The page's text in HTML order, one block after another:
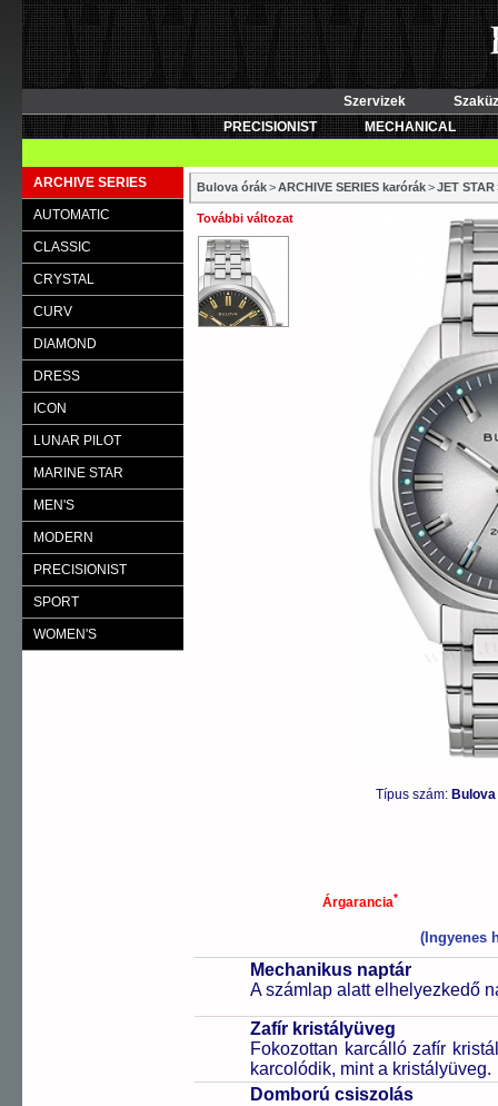
Szervizek
PRECISIONIST
MECHANICAL
ARCHIVE SERIES
AUTOMATIC
CLASSIC
CRYSTAL
CURV
DIAMOND
DRESS
ICON
LUNAR PILOT
MARINE STAR
MEN'S
MODERN
PRECISIONIST
SPORT
WOMEN'S
Bulova órák>ARCHIVE SERIES karórák>JET STAR
További változat
Típus szám:
Árgarancia*
(Ingyenes
Mechanikus naptár
A számlap alatt elhelyezkedő
Zafír kristályüveg
Fokozottan karcálló zafír
karcolódik, mint a kristályüveg.
Domború csiszolás